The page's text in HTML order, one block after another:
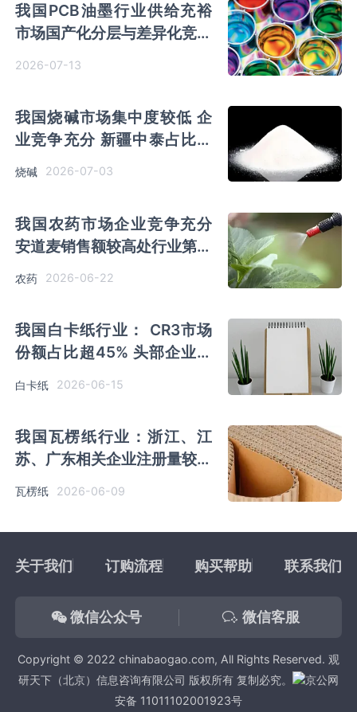
我国PCB油墨行业供给充裕
市场国产化分层与差异化竞争
2026-07-13
我国烧碱市场集中度较低 企
业竞争充分 新疆中泰占比相
对较高
烧碱 2026-07-03
我国农药市场企业竞争充分
安道麦销售额较高处行业第一
农药 2026-06-22
我国白卡纸行业： CR3市场
份额占比超45% 头部企业竞
白卡纸 2026-06-15
我国瓦楞纸行业：浙江、江
苏、广东相关企业注册量较多
市场集中度低 企业竞争激烈
瓦楞纸 2026-06-09
关于我们 订购流程 购买帮助 联系我们
微信公众号 微信客服
Copyright © 2022 chinabaogao.com, All Rights Reserved. 观
研天下（北京）信息咨询有限公司 版权所有 复制必究。
京公网
安备 11011102001923号